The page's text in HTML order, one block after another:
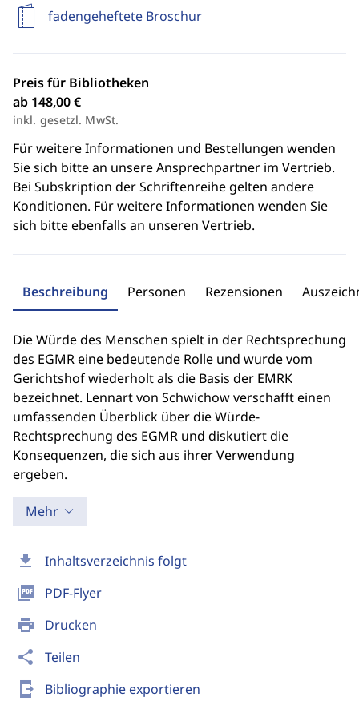
download Inhaltsverzeichnis folgt
picture_as_pdf PDF-Flyer
print Drucken
share Teilen
send_to_mobile Bibliographie exportieren
fadengeheftete Broschur
Preis für Bibliotheken
ab 148,00 €
inkl. gesetzl. MwSt.
Für weitere Informationen und Bestellungen wenden
Sie sich bitte an unsere Ansprechpartner im Vertrieb.
Bei Subskription der Schriftenreihe gelten andere
Konditionen. Für weitere Informationen wenden Sie
sich bitte ebenfalls an unseren Vertrieb.
Beschreibung Personen Rezensionen
Die Würde des Menschen spielt in der Rechtsprechung
des EGMR eine bedeutende Rolle und wurde vom
Gerichtshof wiederholt als die Basis der EMRK
bezeichnet. Lennart von Schwichow verschafft einen
umfassenden Überblick über die Würde-
Rechtsprechung des EGMR und diskutiert die
Konsequenzen, die sich aus ihrer Verwendung
ergeben.
Mehr